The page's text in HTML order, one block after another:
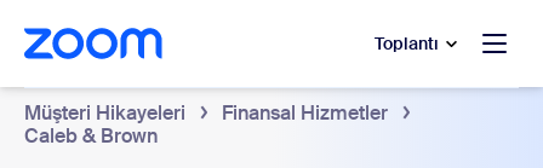
içeriğe atla
yardımına atla Toplantı
Müşteri Hikayeleri
Finansal Hizmetler
Caleb & Brown